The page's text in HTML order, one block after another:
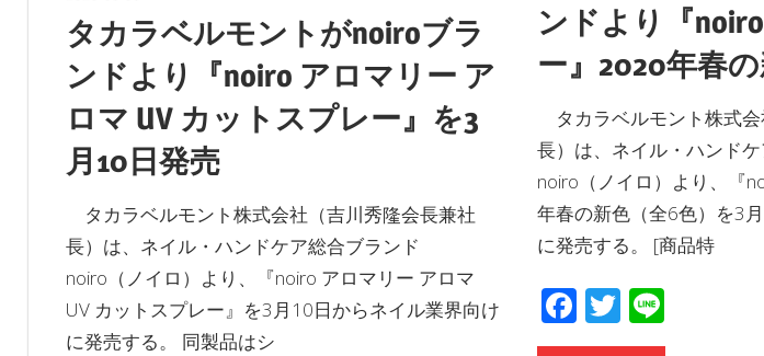
タカラベルモントがnoiroブラ
ンドより『noiro アロマリー ア
ロマ UV カットスプレー』を3
月10日発売
タカラベルモント株式会社（吉川秀隆会長兼社
長）は、ネイル・ハンドケア総合ブランド
noiro（ノイロ）より、『noiro アロマリー アロマ
UV カットスプレー』を3月10日からネイル業界向け
に発売する。 同製品はシ
ンドより『
ー』2020年春
タカラベルモント株式
長）は、ネイル・ハンド
noiro（ノイロ）より、『
年春の新色（全6色）を3
に発売する。 [商品特
Facebook
Twitter
Line